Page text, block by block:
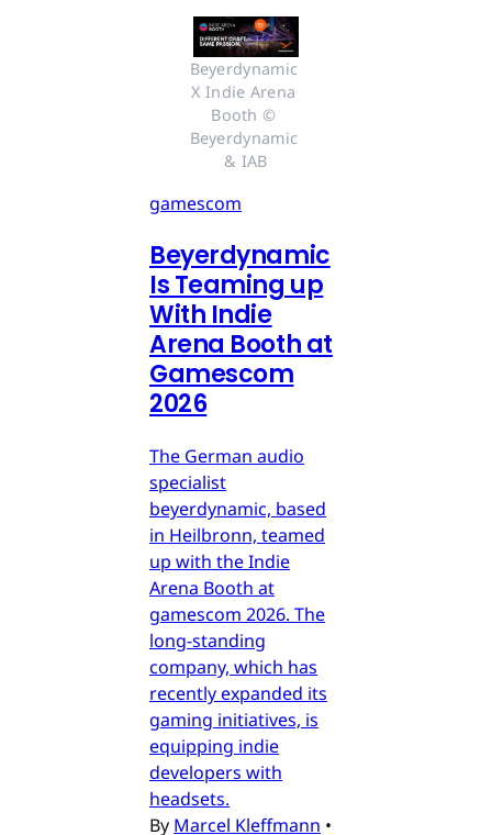
Beyerdynamic
X Indie Arena
Booth ©
Beyerdynamic
& IAB
gamescom
Beyerdynamic
Is Teaming up
With Indie
Arena Booth at
Gamescom
2026
The German audio
specialist
beyerdynamic, based
in Heilbronn, teamed
up with the Indie
Arena Booth at
gamescom 2026. The
long-standing
company, which has
recently expanded its
gaming initiatives, is
equipping indie
developers with
headsets.
By Marcel Kleffmann •